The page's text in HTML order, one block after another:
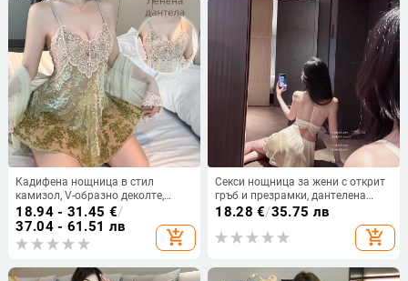
Кадифена нощница в стил
камизол, V-образно деколте,
разкроени ръкави, дължина на
полата
18.94 - 31.45 €/
37.04 - 61.51 лв
add_shopping_cart
Секси нощница за жени с открит
гръб и презрамки, дантелена
мини пола от мрежеста материя
18.28 €/35.75 лв
add_shopping_cart